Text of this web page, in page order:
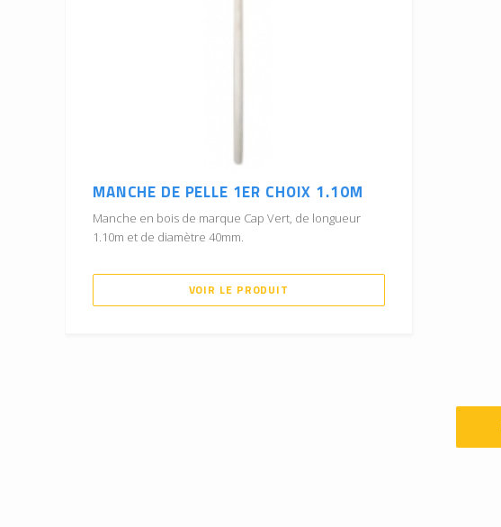
MANCHE DE PELLE 1ER CHOIX 1.10M
Manche en bois de marque Cap Vert, de longueur
1.10m et de diamètre 40mm.
VOIR LE PRODUIT